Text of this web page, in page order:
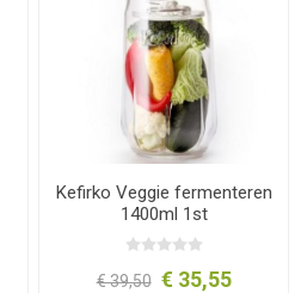
Kefirko Veggie fermenteren
1400ml 1st
€ 39,50 € 35,55